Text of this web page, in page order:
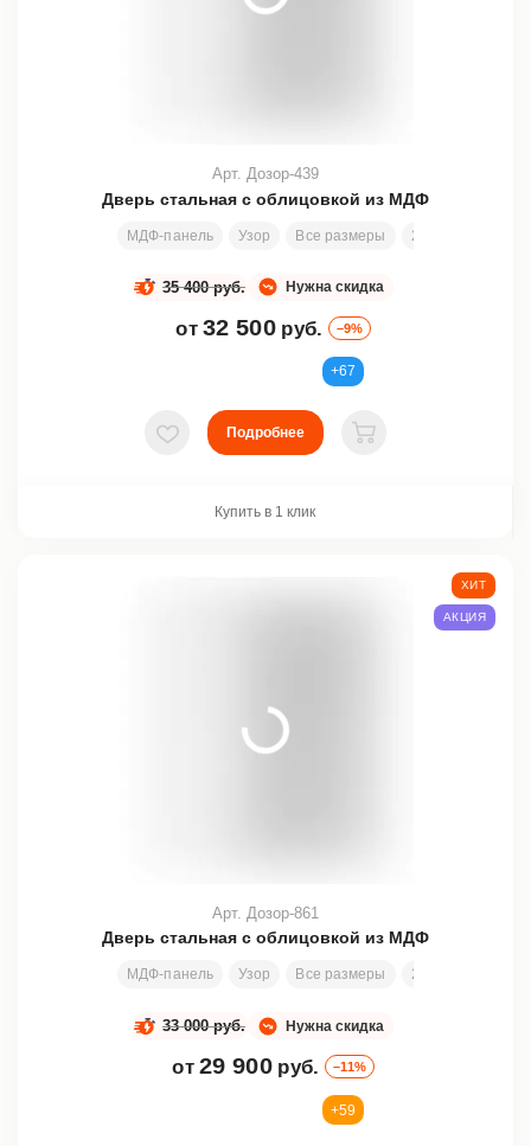
Дверь стальная с облицовкой из МДФ
МДФ-панель Узор Все размеры 200х80 см
Арт. Дозор-439
Нужна скидка
35 400 руб.
от 32 500 руб. –9%
+67
В избранное
Подробнее
В корзину
Купить в 1 клик
Дверь стальная с облицовкой из МДФ
МДФ-панель Узор Все размеры 2000х800 мм
Арт. Дозор-861
Нужна скидка
33 000 руб.
от 29 900 руб. –11%
ХИТ
АКЦИЯ
+59